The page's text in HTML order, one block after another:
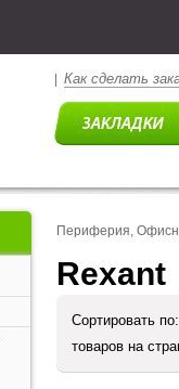
Как сделать
Периферия,
Rexant
Сортировать
товаров на